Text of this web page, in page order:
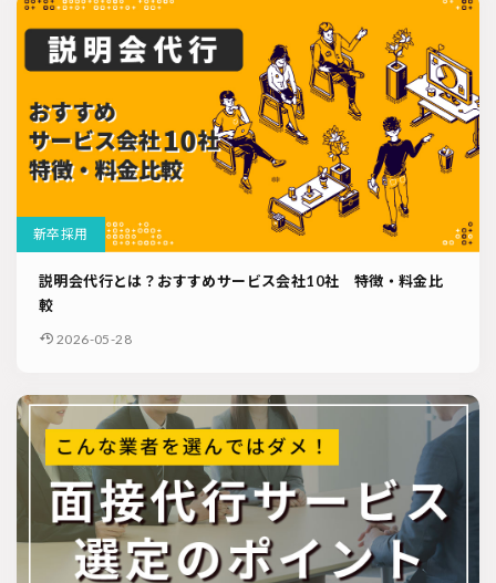
新卒採用
説明会代行とは？おすすめサービス会社10社 特徴・料金比
較
2026-05-28